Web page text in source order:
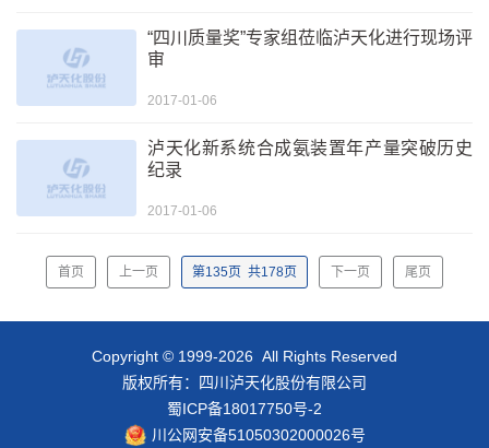
“四川质量奖”专家组莅临泸天化进行现场评
审
2017-01-06
泸天化新系统合成氨装置年产量突破历史
纪录
2017-01-06
首页 上一页 第135页 共178页 下一页 尾页
Copyright © 1999-2026 All Rights Reserved
版权所有：四川泸天化股份有限公司
蜀ICP备18017750号-2
川公网安备51050302000026号